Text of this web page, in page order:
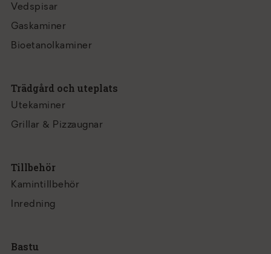
Vedspisar
Gaskaminer
Bioetanolkaminer
Trädgård och uteplats
Utekaminer
Grillar & Pizzaugnar
Tillbehör
Kamintillbehör
Inredning
Bastu